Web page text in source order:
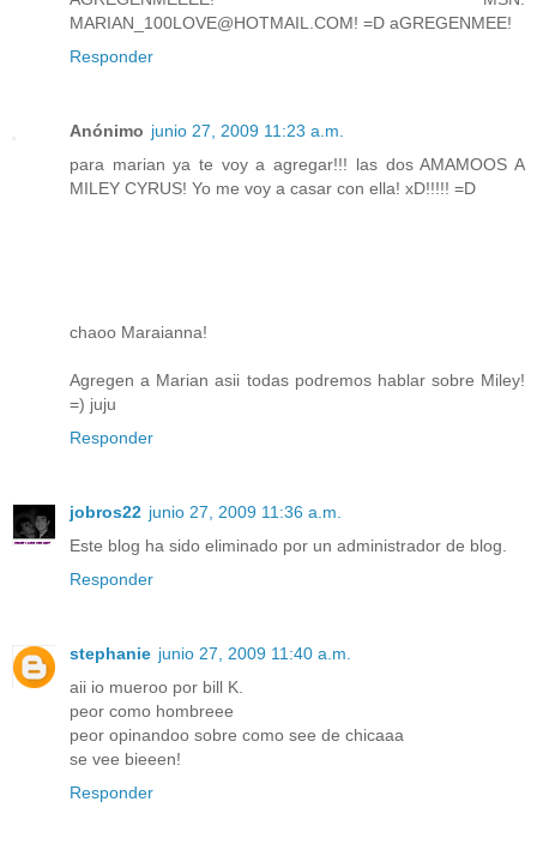
MARIAN_100LOVE@HOTMAIL.COM! =D aGREGENMEE!
Responder
Anónimo junio 27, 2009 11:23 a.m.
para marian ya te voy a agregar!!! las dos AMAMOOS A
MILEY CYRUS! Yo me voy a casar con ella! xD!!!!! =D
chaoo Maraianna!
Agregen a Marian asii todas podremos hablar sobre Miley!
=) juju
Responder
jobros22 junio 27, 2009 11:36 a.m.
Este blog ha sido eliminado por un administrador de blog.
Responder
stephanie junio 27, 2009 11:40 a.m.
aii io mueroo por bill K.
peor como hombreee
peor opinandoo sobre como see de chicaaa
se vee bieeen!
Responder